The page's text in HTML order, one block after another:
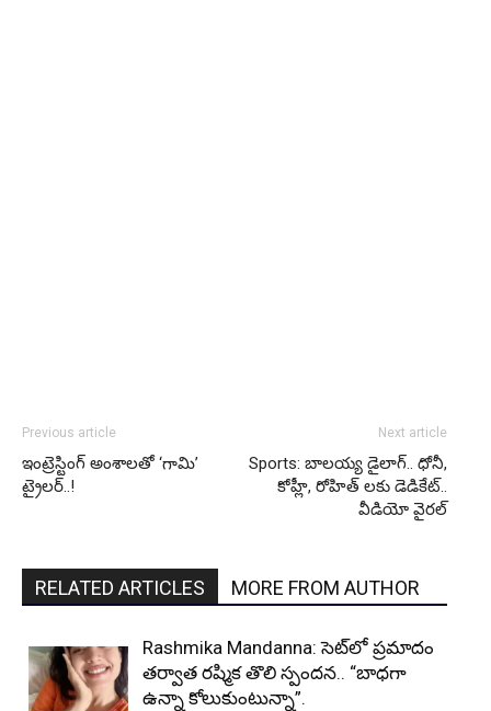
Previous article
ఇంట్రెస్టింగ్ అంశాలతో ‘గామి’
ట్రైలర్..!
Next article
Sports: బాలయ్య డైలాగ్.. ధోనీ,
కోహ్లీ, రోహిత్ లకు డెడికేట్..
వీడియో వైరల్
RELATED ARTICLES MORE FROM AUTHOR
Rashmika Mandanna: సెట్‌లో ప్రమాదం
తర్వాత రష్మిక తొలి స్పందన.. “బాధగా
ఉన్నా కోలుకుంటున్నా”.